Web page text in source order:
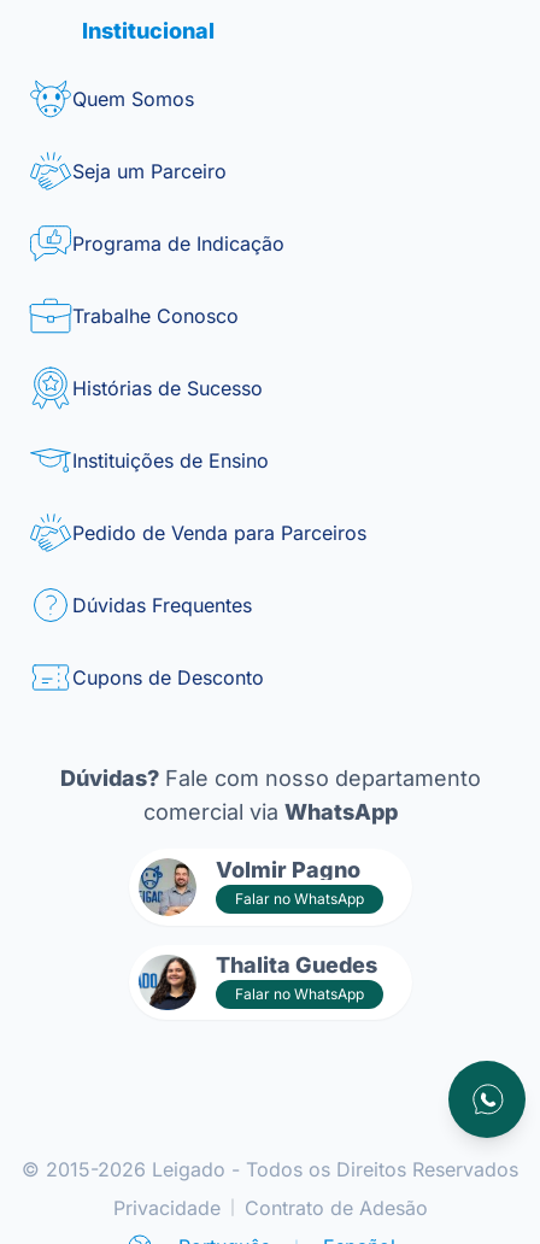
Institucional
Quem Somos
Seja um Parceiro
Programa de Indicação
Trabalhe Conosco
Histórias de Sucesso
Instituições de Ensino
Pedido de Venda para Parceiros
Dúvidas Frequentes
Cupons de Desconto
Dúvidas?Fale com nosso departamento
comercial via WhatsApp
Volmir Pagno
Falar no WhatsApp
Thalita Guedes
Falar no WhatsApp
© 2015-2026 Leigado - Todos os Direitos Reservados
Privacidade
Contrato de Adesão